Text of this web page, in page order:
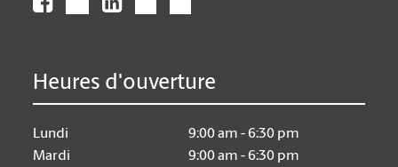
Heures d'ouverture
Lundi
9:00 am - 6:30 pm
Mardi
9:00 am - 6:30 pm